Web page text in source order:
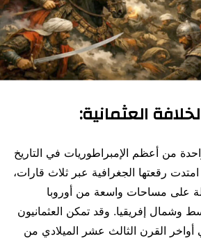
العثمانية:
واحدة من أعظم الإمبراطوريات في التاريخ
امتدت رقعتها الجغرافية عبر ثلاث قارات،
على مساحات واسعة من أوروبا
وشمال إفريقيا. وقد تمكن العثمانيون
القرن الثالث عشر الميلادي من